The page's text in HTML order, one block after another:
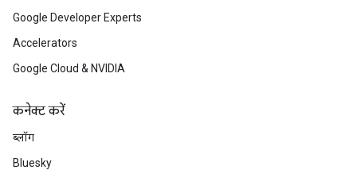
Google Developer Experts
Accelerators
Google Cloud & NVIDIA
कनेक्ट करें
ब्लॉग
Bluesky